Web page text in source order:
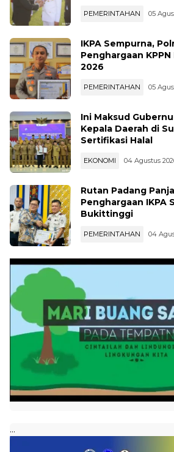
PEMERINTAHAN 05
IKPA Sempurna,
Penghargaan
2026
PEMERINTAHAN 05
Ini Maksud
Kepala Daerah di
Sertifikasi Halal
EKONOMI 04 Agustus
Rutan Padang
Penghargaan IKPA
Bukittinggi
PEMERINTAHAN 04
...